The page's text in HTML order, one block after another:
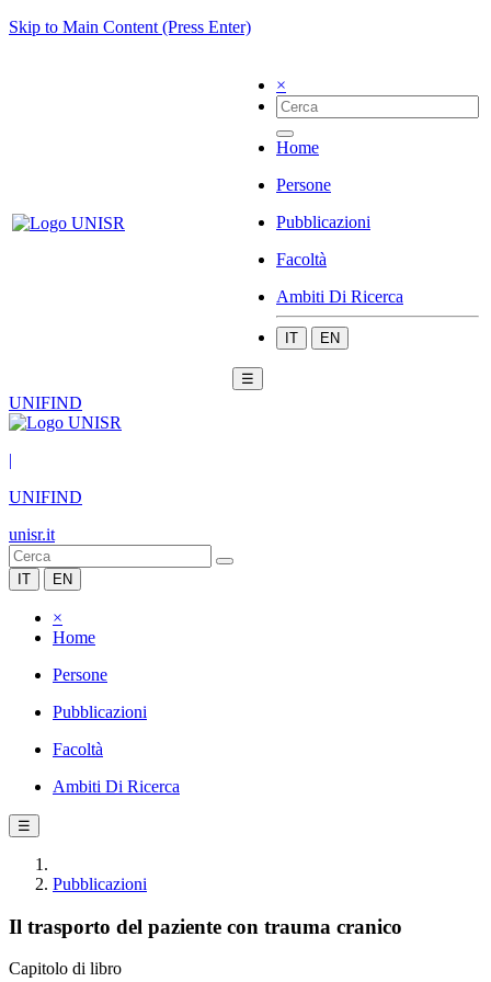
Skip to Main Content (Press Enter)
×
Home
Persone
Pubblicazioni
Facoltà
Ambiti Di Ricerca
IT EN
☰
UNIFIND
|
UNIFIND
unisr.it
IT EN
×
Home
Persone
Pubblicazioni
Facoltà
Ambiti Di Ricerca
☰
Pubblicazioni
Il trasporto del paziente con trauma cranico
Capitolo di libro